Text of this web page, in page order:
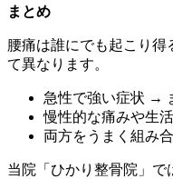
まとめ
腰痛は誰にでも起こり得
て異なります。
急性で強い症状 →
慢性的な痛みや生
両方をうまく組み
当院「ひかり整骨院」で